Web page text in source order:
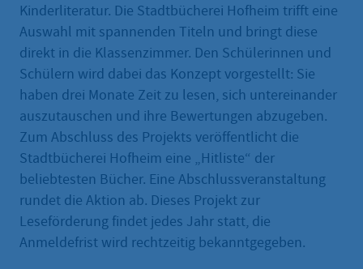
Kinderliteratur. Die Stadtbücherei Hofheim trifft eine
Auswahl mit spannenden Titeln und bringt diese
direkt in die Klassenzimmer. Den Schülerinnen und
Schülern wird dabei das Konzept vorgestellt: Sie
haben drei Monate Zeit zu lesen, sich untereinander
auszutauschen und ihre Bewertungen abzugeben.
Zum Abschluss des Projekts veröffentlicht die
Stadtbücherei Hofheim eine „Hitliste“ der
beliebtesten Bücher. Eine Abschlussveranstaltung
rundet die Aktion ab. Dieses Projekt zur
Leseförderung findet jedes Jahr statt, die
Anmeldefrist wird rechtzeitig bekanntgegeben.